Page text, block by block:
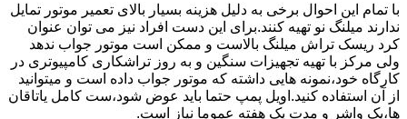
با تمام این احوال برخی به دلیل هزینه بسیار بالای تعمیر موتور تمایل
ندارند میلنگ نو تهیه کنند.برای این دست افراد نیز می توان عنوان
کرد ریسک تراش میلنگ بالاست و ممکن است موتور جواب ندهد
ولی مرکز با تهیه تجهیزات سنگین و به روز تراشکاری کامپیوتری در
کارگاه خود،نمونه هایی داشته که موتور جواب داده است و میتوانید
از آن استفاده کنید.اویل پمپ حتما باید عوض شود،ست کامل یاتاقان
ها،پک واشر و مدت یک هفته عموما نیاز است.